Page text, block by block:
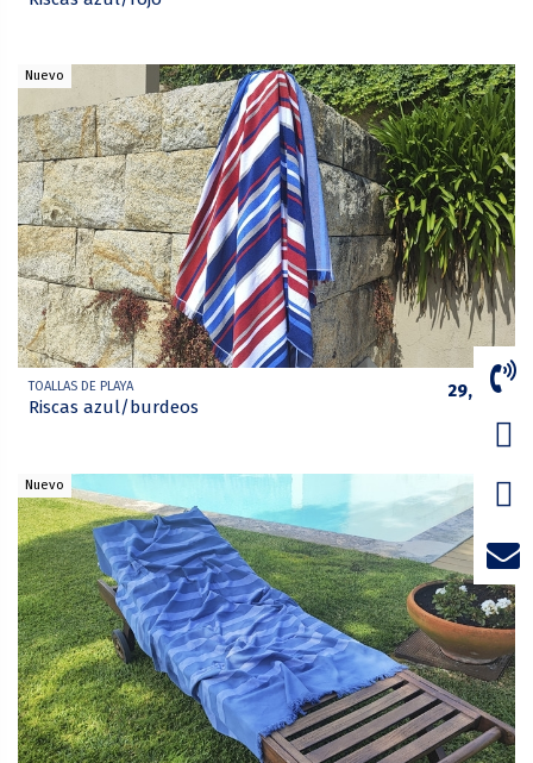
Nuevo
TOALLAS DE PLAYA
Riscas azul/burdeos
29,75 €
Nuevo